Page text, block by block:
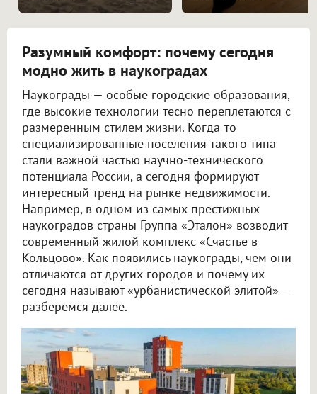
Разумный комфорт: почему сегодня
модно жить в наукоградах
Наукограды — особые городские образования,
где высокие технологии тесно переплетаются с
размеренным стилем жизни. Когда-то
специализированные поселения такого типа
стали важной частью научно-технического
потенциала России, а сегодня формируют
интересный тренд на рынке недвижимости.
Например, в одном из самых престижных
наукоградов страны Группа «Эталон» возводит
современный жилой комплекс «Счастье в
Кольцово». Как появились наукограды, чем они
отличаются от других городов и почему их
сегодня называют «урбанистической элитой» —
разберемся далее.